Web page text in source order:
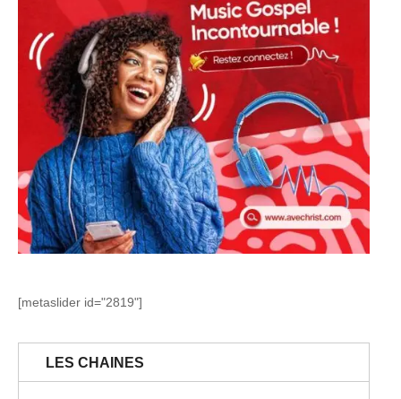
[metaslider id="2819"]
LES CHAINES